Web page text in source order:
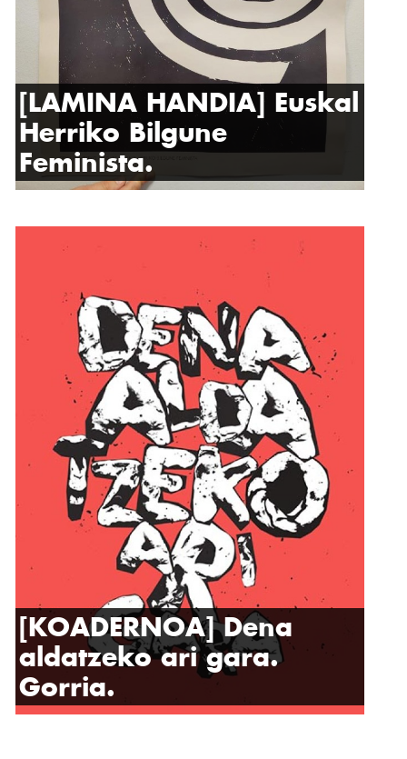
[LAMINA HANDIA] Euskal
Herriko Bilgune
Feminista.
[KOADERNOA] Dena
aldatzeko ari gara.
Gorria.